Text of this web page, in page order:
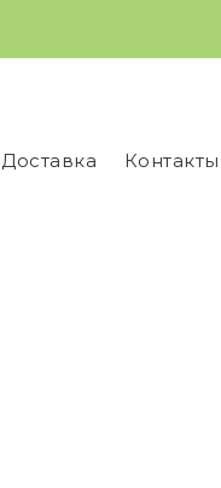
Доставка
Контакты